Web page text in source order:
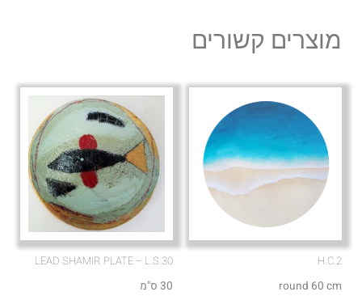
a
p
e
מוצרים קשורים
H.C.2
round 60 cm
LEAD SHAMIR PLATE – L.S.30
30 ס"מ